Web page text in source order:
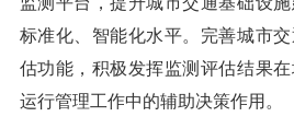
标准化、智能化水平。完善城市
估功能，积极发挥监测评估结果
运行管理工作中的辅助决策作用。